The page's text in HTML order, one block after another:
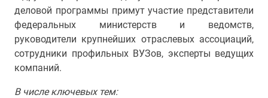
деловой программы примут участие представители
федеральных министерств и ведомств,
руководители крупнейших отраслевых ассоциаций,
сотрудники профильных ВУЗов, эксперты ведущих
компаний.
В числе ключевых тем: